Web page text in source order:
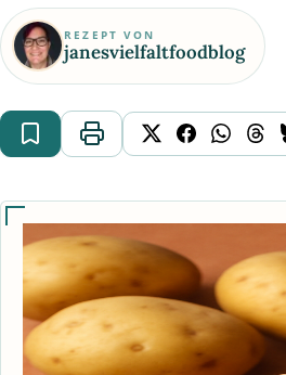
REZEPT VON
janesvielfaltfoodblog